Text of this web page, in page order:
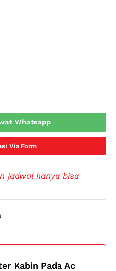
Whatsapp
Via Form
jadwal hanya bisa
Kabin Pada Ac